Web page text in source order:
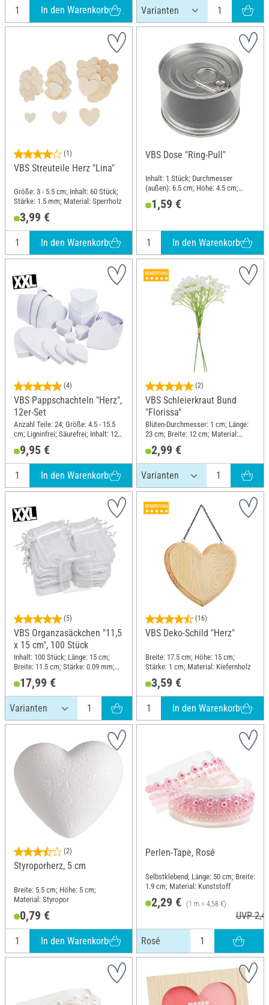
In den Warenkorb
(1)
VBS Streuteile Herz "Lina"
Größe: 3 - 5.5 cm; Inhalt: 60 Stück;
Stärke: 1.5 mm; Material: Sperrholz
3,99 €
In den Warenkorb
VBS Dose "Ring-Pull"
Inhalt: 1 Stück; Durchmesser
(außen): 6.5 cm; Höhe: 4.5 cm;
Material: Kunststoff, Blech
1,59 €
In den Warenkorb
(4)
VBS Pappschachteln "Herz",
12er-Set
Anzahl Teile: 24; Größe: 4.5 - 15.5
cm; Ligninfrei; Säurefrei; Inhalt: 12
9,95 €
In den Warenkorb
(2)
VBS Schleierkraut Bund
"Florissa"
Blüten-Durchmesser: 1 cm; Länge:
23 cm; Breite: 12 cm; Material:
2,99 €
(5)
VBS Organzasäckchen "11,5
x 15 cm", 100 Stück
Inhalt: 100 Stück; Länge: 15 cm;
Breite: 11.5 cm; Stärke: 0.09 mm;
17,99 €
(16)
VBS Deko-Schild "Herz"
Breite: 17.5 cm; Höhe: 15 cm;
Stärke: 1 cm; Material: Kiefernholz
3,59 €
In den Warenkorb
(2)
Styroporherz, 5 cm
Breite: 5.5 cm; Höhe: 5 cm;
Material: Styropor
0,79 €
In den Warenkorb
Perlen-Tape, Rosé
Selbstklebend; Länge: 50 cm; Breite:
1.9 cm; Material: Kunststoff
2,29 € (1 m = 4,58 €)
UVP
Rosé